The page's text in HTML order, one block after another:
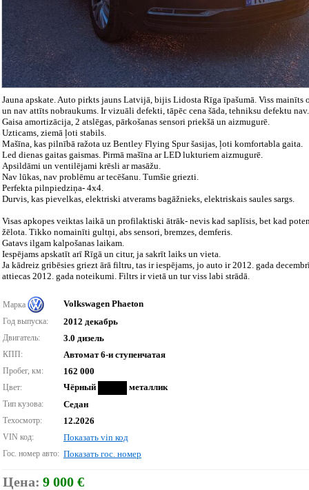
Jauna apskate. Auto pirkts jauns Latvijā, bijis Lidosta Rīga īpašumā. Viss mainīts
un nav attīts nobraukums. Ir vizuāli defekti, tāpēc cena šāda, tehniksu defektu nav.
Gaisa amortizācija, 2 atslēgas, pārkošanas sensori priekšā un aizmugurē.
Uzticams, ziemā ļoti stabils.
Mašīna, kas pilnībā ražota uz Bentley Flying Spur šasijas, ļoti komfortabla gaita.
Led dienas gaitas gaismas. Pirmā mašīna ar LED lukturiem aizmugurē.
Apsildāmi un ventilējami krēsli ar masāžu.
Nav lūkas, nav problēmu ar tecēšanu. Tumšie griezti.
Perfekta pilnpiedziņa- 4x4.
Durvis, kas pievelkas, elektriski atverams bagāžnieks, elektriskais saules sargs.
Visas apkopes veiktas laikā un profilaktiski ātrāk- nevis kad saplīsis, bet kad
žēlota. Tikko nomainīti gultņi, abs sensori, bremzes, demferis.
Gatavs ilgam kalpošanas laikam.
Iespējams apskatīt arī Rīgā un citur, ja sakrīt laiks un vieta.
Ja kādreiz gribēsies griezt ārā filtru, tas ir iespējams, jo auto ir 2012. gada
attiecas 2012. gada noteikumi. Filtrs ir vietā un tur viss labi strādā.
Марка Volkswagen Phaeton
Год выпуска: 2012 декабрь
Двигатель: 3.0 дизель
КПП: Автомат 6-и ступенчатая
Пробег, км: 162 000
Цвет: Чёрный металлик
Тип кузова: Седан
Техосмотр: 12.2026
VIN код: Показать vin код
Гос. номер авто: Показать гос. номер
Цена: 9 000 €